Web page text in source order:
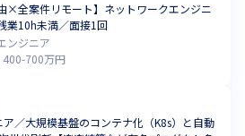
×全案件リモート】ネットワークエンジニ
業10h未満／面接1回
ンジニア
400-700万円
／大規模基盤のコンテナ化（K8s）と自動